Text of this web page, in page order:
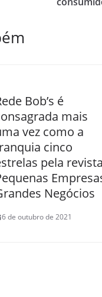
Bob’s é
mais
vez como a
cinco
pela revista
Negócios
6 de outubro de 2021